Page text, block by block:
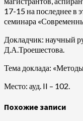
17-15 на последнее в
семинара
Докладчик: научный
Д.А.Троешестова.
Тема доклада:
Место: ауд. II – 102.
Похожие записи